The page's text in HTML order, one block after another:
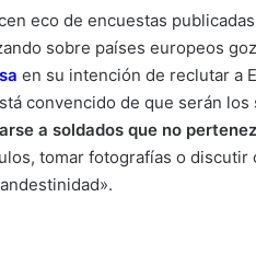
eco de encuestas
sobre países europeos
en su intención de reclutar a
convencido de que serán
a soldados que no
tomar fotografías o